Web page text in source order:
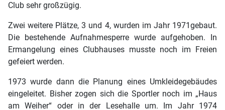
Club sehr großzügig.
Zwei weitere Plätze, 3 und 4, wurden im Jahr 1971gebaut.
Die bestehende Aufnahmesperre wurde aufgehoben. In
Ermangelung eines Clubhauses musste noch im Freien
gefeiert werden.
1973 wurde dann die Planung eines Umkleidegebäudes
eingeleitet. Bisher zogen sich die Sportler noch im „Haus
am Weiher“ oder in der Lesehalle um. Im Jahr 1974